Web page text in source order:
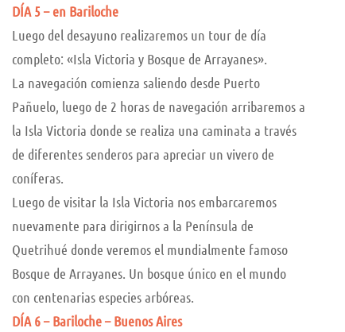
DÍA 5 – en Bariloche
Luego del desayuno realizaremos un tour de día
completo: «Isla Victoria y Bosque de Arrayanes».
La navegación comienza saliendo desde Puerto
Pañuelo, luego de 2 horas de navegación arribaremos a
la Isla Victoria donde se realiza una caminata a través
de diferentes senderos para apreciar un vivero de
coníferas.
Luego de visitar la Isla Victoria nos embarcaremos
nuevamente para dirigirnos a la Península de
Quetrihué donde veremos el mundialmente famoso
Bosque de Arrayanes. Un bosque único en el mundo
con centenarias especies arbóreas.
DÍA 6 – Bariloche – Buenos Aires